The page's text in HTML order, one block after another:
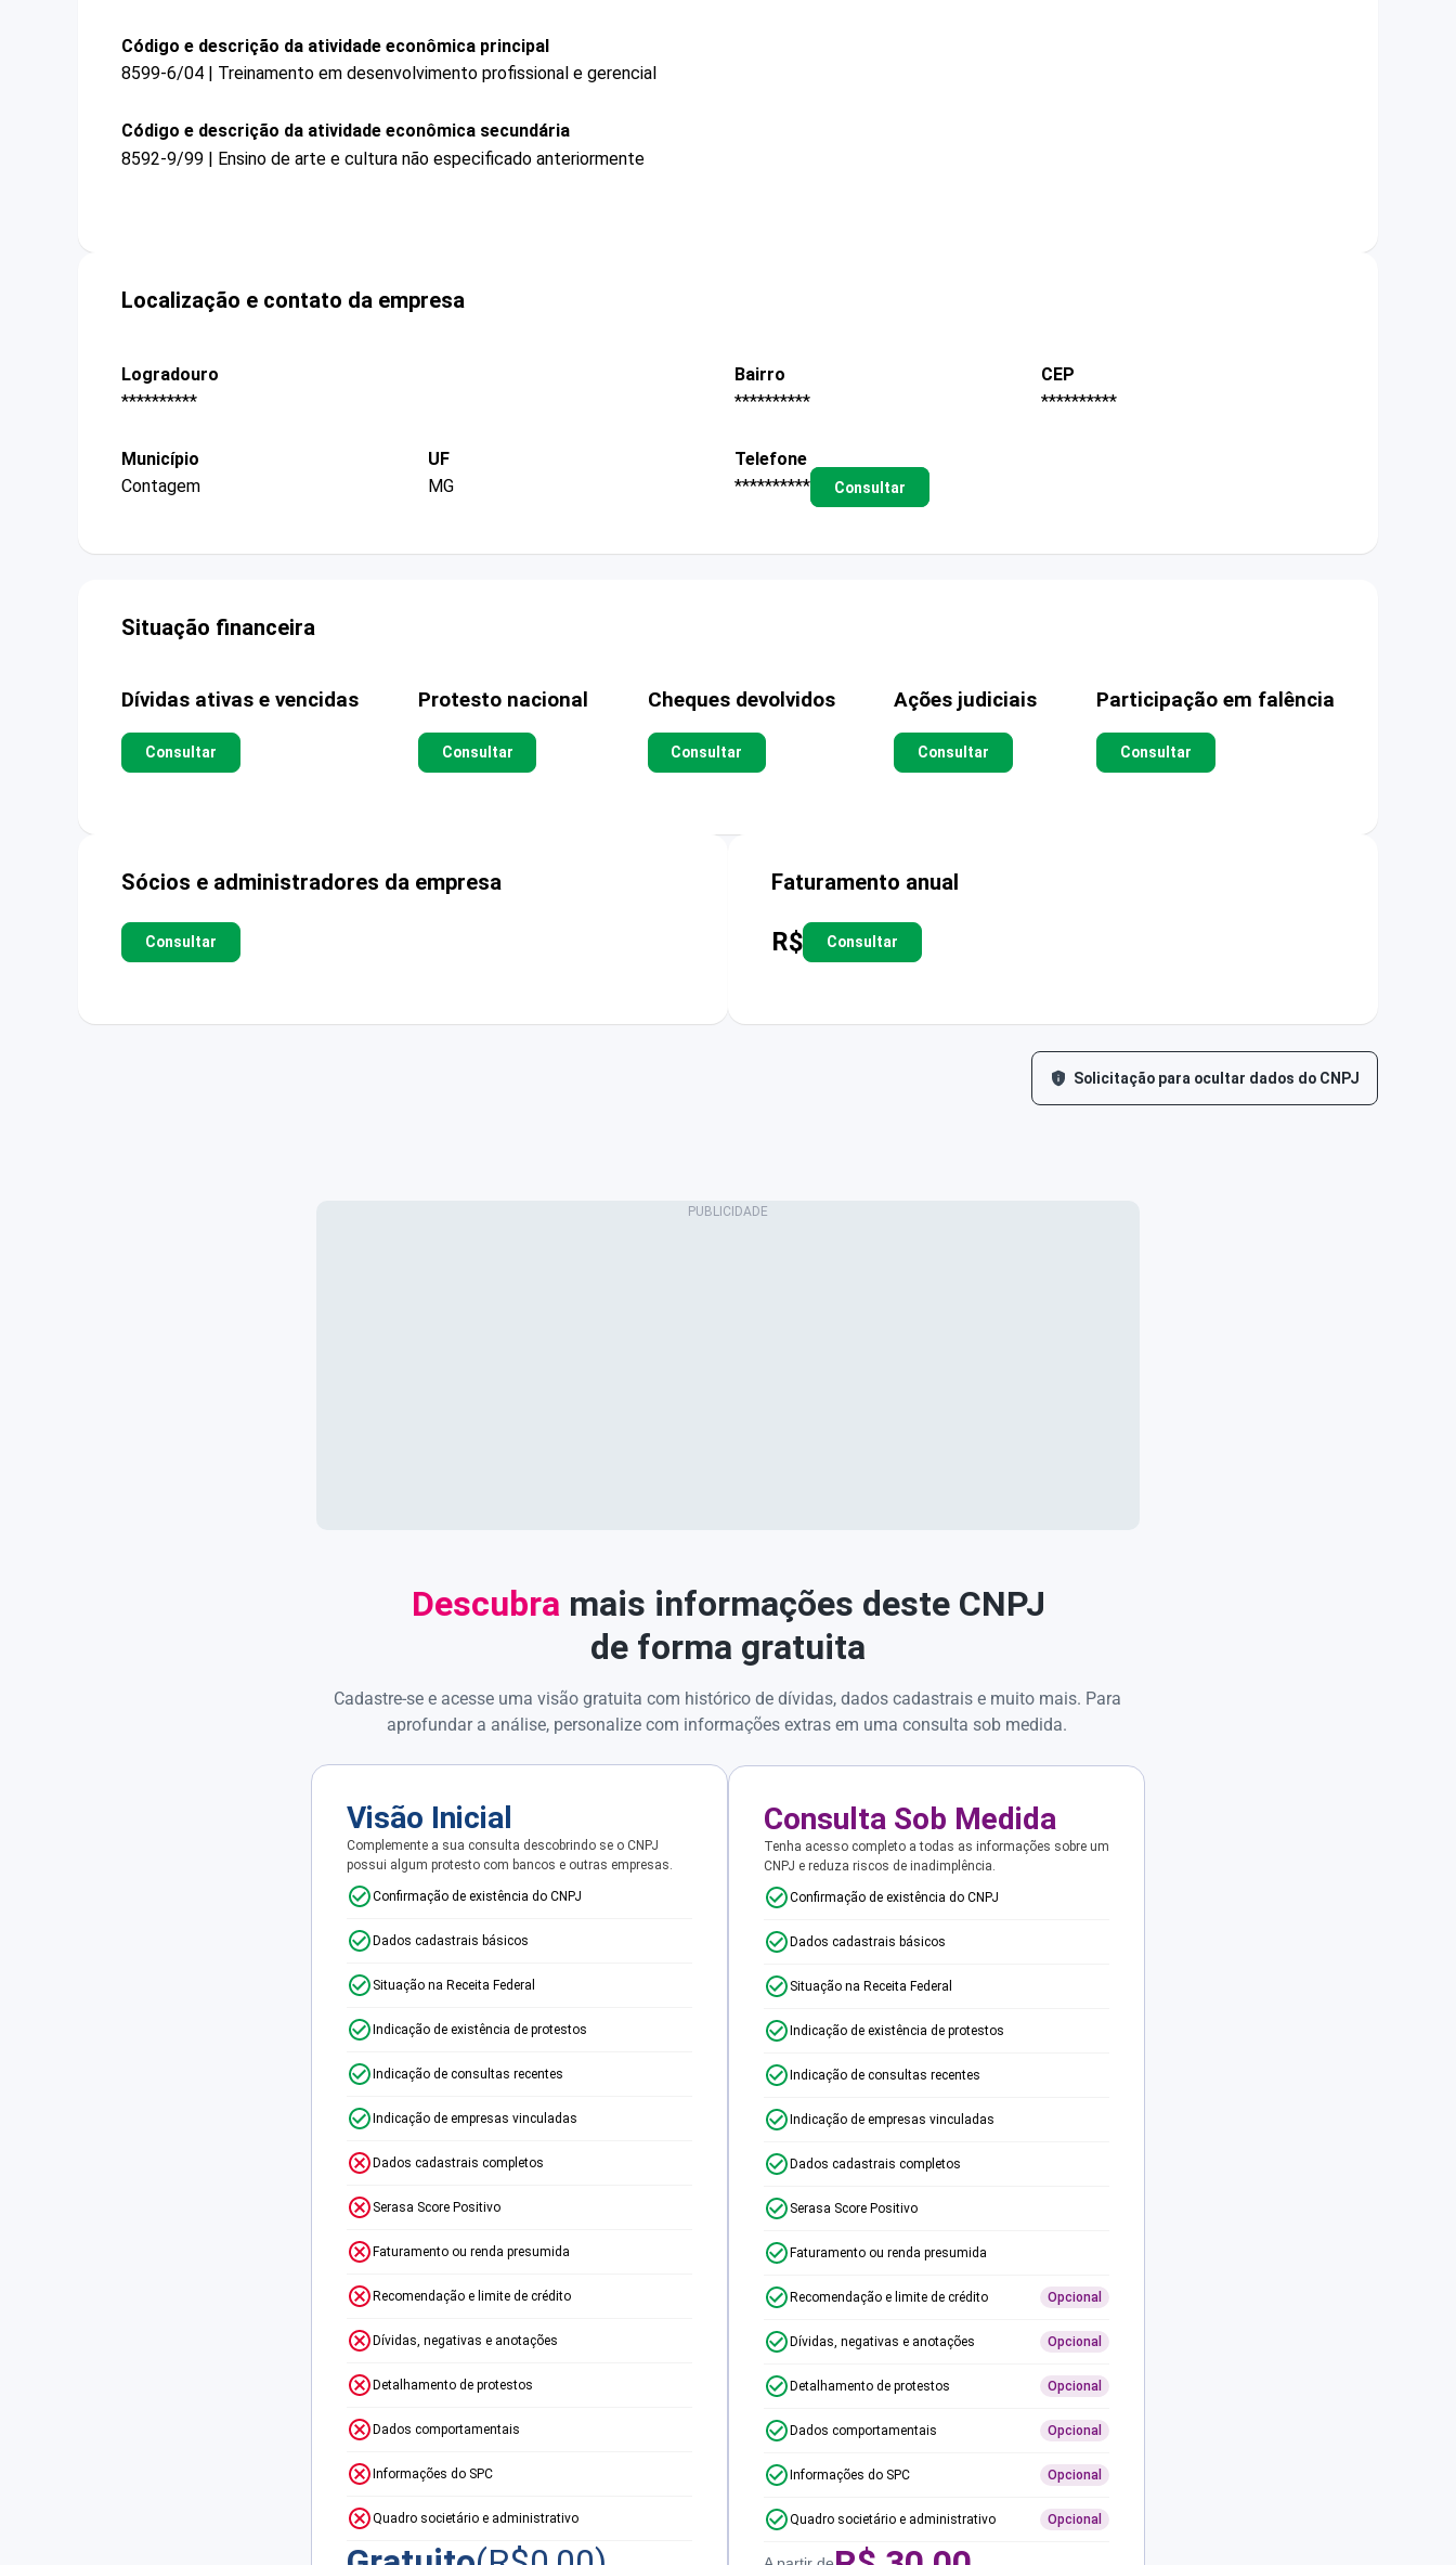
Código e descrição da atividade econômica principal
8599-6/04 | Treinamento em desenvolvimento profissional e gerencial
Código e descrição da atividade econômica secundária
8592-9/99 | Ensino de arte e cultura não especificado anteriormente
Localização e contato da empresa
Logradouro
**********
Bairro
**********
CEP
**********
Município
Contagem
UF
MG
Telefone
**********
Consultar
Situação financeira
Dívidas ativas e vencidas
Consultar
Protesto nacional
Consultar
Cheques devolvidos
Consultar
Ações judiciais
Consultar
Participação em falência
Consultar
Sócios e administradores da empresa
Consultar
Faturamento anual
R$ Consultar
Solicitação para ocultar dados do CNPJ
Descubra mais informações deste CNPJ
de forma gratuita
Cadastre-se e acesse uma visão gratuita com histórico de dívidas, dados cadastrais e muito mais. Para
aprofundar a análise, personalize com informações extras em uma consulta sob medida.
Visão Inicial
Complemente a sua consulta descobrindo se o CNPJ
possui algum protesto com bancos e outras empresas.
Confirmação de existência do CNPJ
Dados cadastrais básicos
Situação na Receita Federal
Indicação de existência de protestos
Indicação de consultas recentes
Indicação de empresas vinculadas
Dados cadastrais completos
Serasa Score Positivo
Faturamento ou renda presumida
Recomendação e limite de crédito
Dívidas, negativas e anotações
Detalhamento de protestos
Dados comportamentais
Informações do SPC
Quadro societário e administrativo
Consulta Sob Medida
Tenha acesso completo a todas as informações sobre um
CNPJ e reduza riscos de inadimplência.
Confirmação de existência do CNPJ
Dados cadastrais básicos
Situação na Receita Federal
Indicação de existência de protestos
Indicação de consultas recentes
Indicação de empresas vinculadas
Dados cadastrais completos
Serasa Score Positivo
Faturamento ou renda presumida
Recomendação e limite de crédito Opcional
Dívidas, negativas e anotações Opcional
Detalhamento de protestos Opcional
Dados comportamentais Opcional
Informações do SPC Opcional
Quadro societário e administrativo Opcional